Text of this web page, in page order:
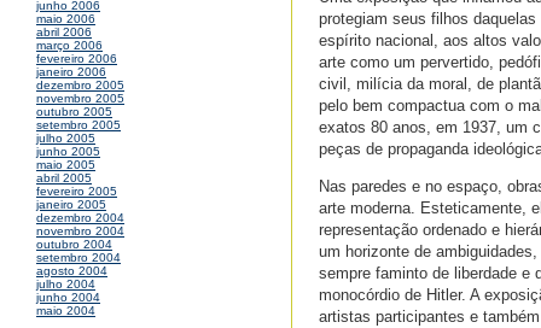
junho 2006
maio 2006
abril 2006
março 2006
fevereiro 2006
janeiro 2006
dezembro 2005
novembro 2005
outubro 2005
setembro 2005
julho 2005
junho 2005
maio 2005
abril 2005
fevereiro 2005
janeiro 2005
dezembro 2004
novembro 2004
outubro 2004
setembro 2004
agosto 2004
julho 2004
junho 2004
maio 2004
protegiam seus filhos
espírito nacional, aos altos
arte como um pervertido,
civil, milícia da moral, de
pelo bem compactua com o
exatos 80 anos, em 1937, um
peças de propaganda
Nas paredes e no espaço,
arte moderna. Esteticamente,
representação ordenado e
um horizonte de
sempre faminto de liberdade e
monocórdio de Hitler. A
artistas participantes e